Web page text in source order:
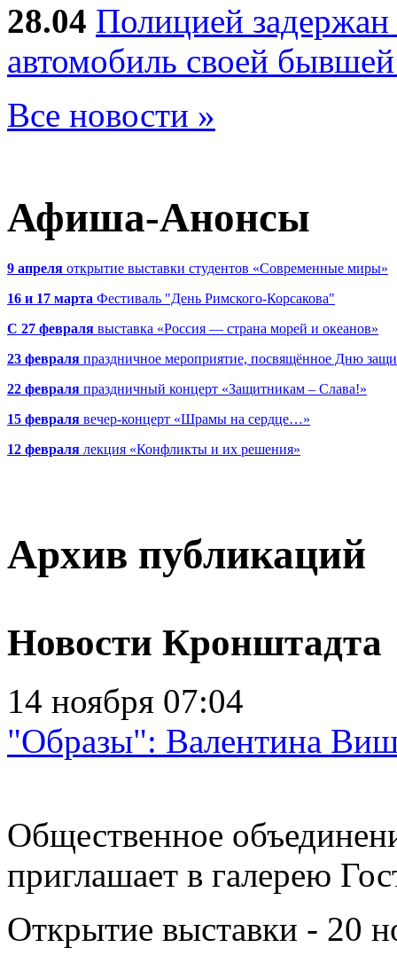
28.04 Полицией
автомобиль своей
Все новости »
Афиша-Анонсы
9 апреля открытие выставки студентов «Современные миры»
16 и 17 марта Фестиваль "День Римского-Корсакова"
С 27 февраля выставка «Россия — страна морей и океанов»
23 февраля праздничное мероприятие, посвящённое Дню
22 февраля праздничный концерт «Защитникам – Слава!»
15 февраля вечер-концерт «Шрамы на сердце…»
12 февраля лекция «Конфликты и их решения»
Архив публикаций
Новости Кронштадта
14 ноября 07:04
"Образы": Валентина
Общественное
приглашает в галерею
Открытие выставки - 20